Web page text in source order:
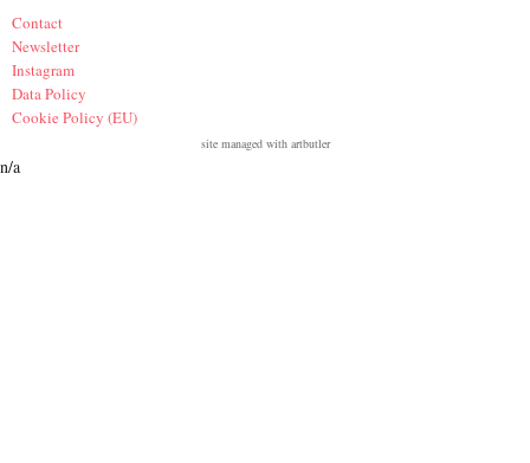
Contact
Newsletter
Instagram
Data Policy
Cookie Policy (EU)
site managed with artbutler
n/a